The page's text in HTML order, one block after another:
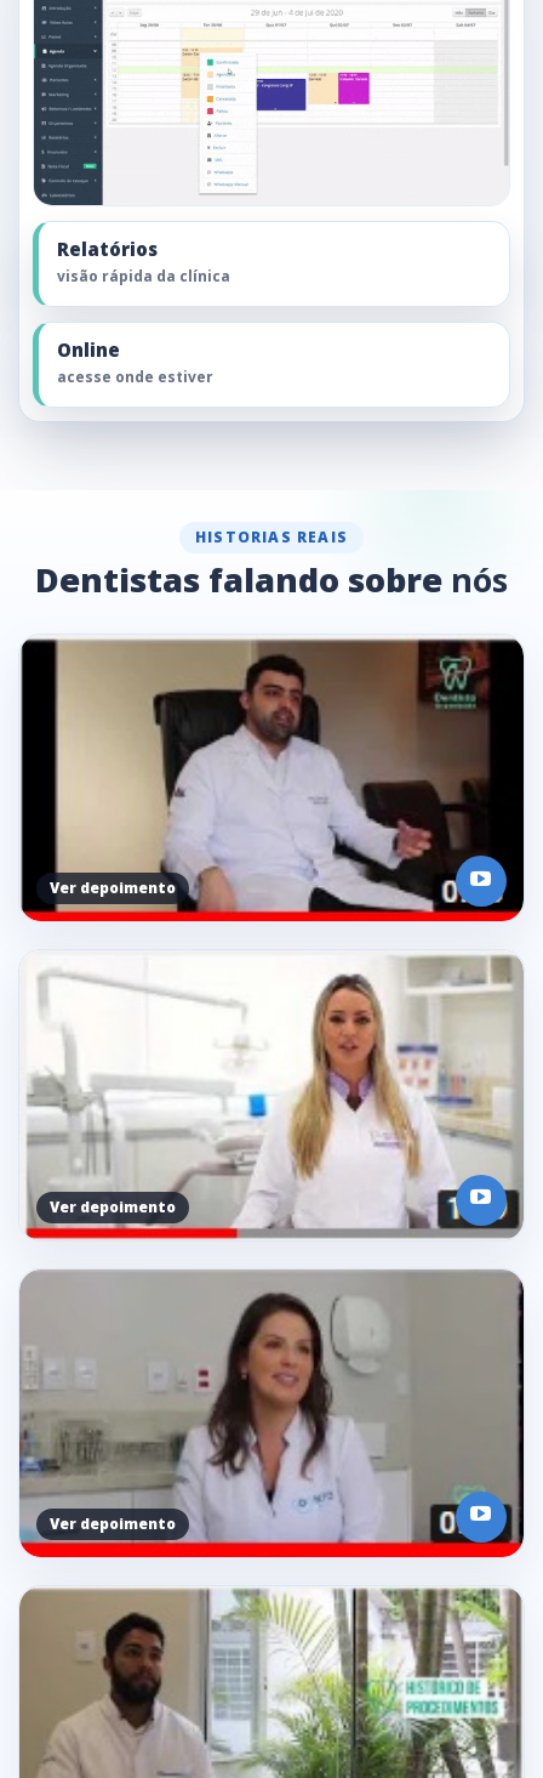
Relatórios
visão rápida da clínica
Online
acesse onde estiver
Dentistas falando sobre nós